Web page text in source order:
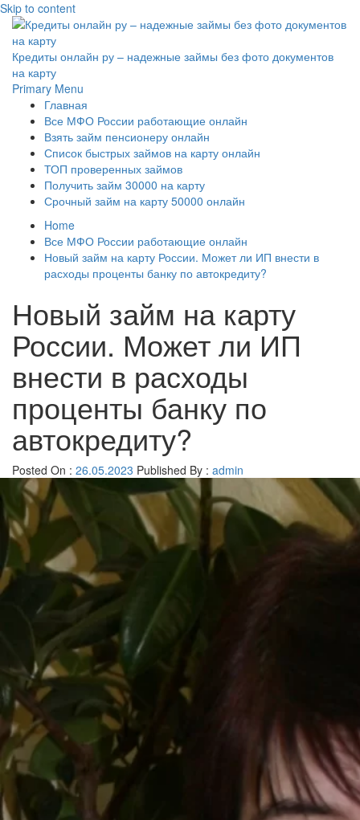
Skip to content
Кредиты онлайн ру – надежные займы без фото документов
на карту
Primary Menu
Главная
Все МФО России работающие онлайн
Взять займ пенсионеру онлайн
Список быстрых займов на карту онлайн
ТОП проверенных займов
Получить займ 30000 на карту
Срочный займ на карту 50000 онлайн
Home
Все МФО России работающие онлайн
Новый займ на карту России. Может ли ИП внести в
расходы проценты банку по автокредиту?
Новый займ на карту
России. Может ли ИП
внести в расходы
проценты банку по
автокредиту?
Posted On : 26.05.2023 Published By : admin